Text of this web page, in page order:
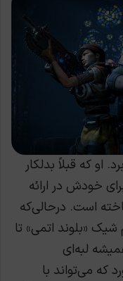
او که قبلاً بدلکار
خودش در ارائه
است. درحالی‌که
«بلوند اتمی» تا
لبه‌ای
که می‌تواند با